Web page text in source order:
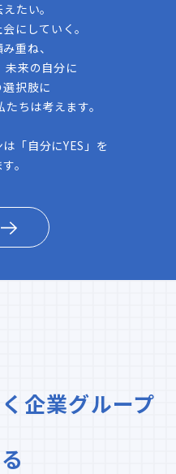
たい。
にしていく。
重ね、
未来の自分に
択肢に
ちは考えます。
「自分にYES」を
。
企業グループ